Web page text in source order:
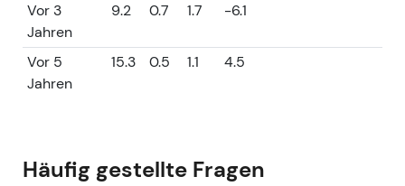
Vor 3
Jahren
9.2 0.7 1.7 -6.1
Vor 5
Jahren
15.3 0.5 1.1 4.5
Häufig gestellte Fragen